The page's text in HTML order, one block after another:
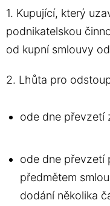
1. Kupující, který
podnikatelskou
od kupní smlouvy
2. Lhůta pro
ode dne převzetí
ode dne převzetí
předmětem
dodání několika